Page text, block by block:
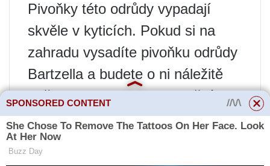
Pivoňky této odrůdy vypadají
skvěle v kyticích. Pokud si na
zahradu vysadíte pivoňku odrůdy
Bartzella a budete o ni náležitě
pečovat, zahrada se promění k
nepoznání. Během kvetení je
zahalena do vynikající vůně.
SPONSORED CONTENT